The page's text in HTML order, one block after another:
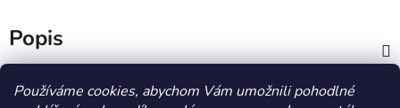
Používáme cookies, abychom Vám umožnili pohodlné
Popis
Diskuze